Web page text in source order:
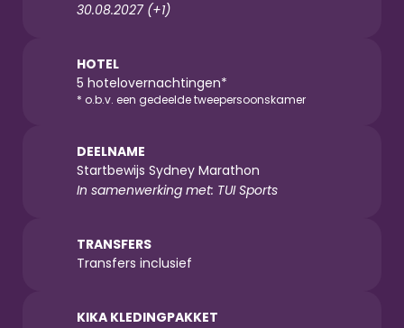
30.08.2027 (+1)
HOTEL
5 hotelovernachtingen*
* o.b.v. een gedeelde tweepersoonskamer
DEELNAME
Startbewijs Sydney Marathon
In samenwerking met: TUI Sports
TRANSFERS
Transfers inclusief
KIKA KLEDINGPAKKET